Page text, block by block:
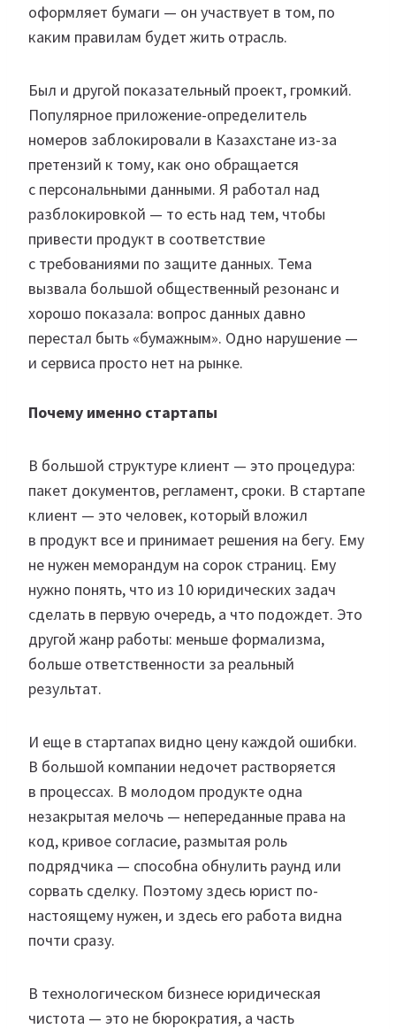
оформляет бумаги — он участвует в том, по
каким правилам будет жить отрасль.
Был и другой показательный проект, громкий.
Популярное приложение-определитель
номеров заблокировали в Казахстане из-за
претензий к тому, как оно обращается
с персональными данными. Я работал над
разблокировкой — то есть над тем, чтобы
привести продукт в соответствие
с требованиями по защите данных. Тема
вызвала большой общественный резонанс и
хорошо показала: вопрос данных давно
перестал быть «бумажным». Одно нарушение —
и сервиса просто нет на рынке.
Почему именно стартапы
В большой структуре клиент — это процедура:
пакет документов, регламент, сроки. В стартапе
клиент — это человек, который вложил
в продукт все и принимает решения на бегу. Ему
не нужен меморандум на сорок страниц. Ему
нужно понять, что из 10 юридических задач
сделать в первую очередь, а что подождет. Это
другой жанр работы: меньше формализма,
больше ответственности за реальный
результат.
И еще в стартапах видно цену каждой ошибки.
В большой компании недочет растворяется
в процессах. В молодом продукте одна
незакрытая мелочь — непереданные права на
код, кривое согласие, размытая роль
подрядчика — способна обнулить раунд или
сорвать сделку. Поэтому здесь юрист по-
настоящему нужен, и здесь его работа видна
почти сразу.
В технологическом бизнесе юридическая
чистота — это не бюрократия, а часть